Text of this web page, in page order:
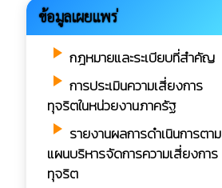
ข้อมูลเผยแพร่
play_arrow กฎหมายและระเบียบที่สำคัญ
play_arrow การประเมินความเสี่ยงการ
ทุจริตในหน่วยงานภาครัฐ
play_arrow รายงานผลการดำเนินการตาม
แผนบริหารจัดการความเสี่ยงการ
ทุจริต